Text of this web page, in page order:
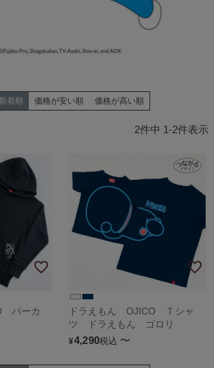
新着順 価格が安い順 価格が高い順
2件中 1-2件表示
パーカ
ドラえもん OJICO Ｔシャ
ツ ドラえもん ゴロリ
¥4,290税込 〜